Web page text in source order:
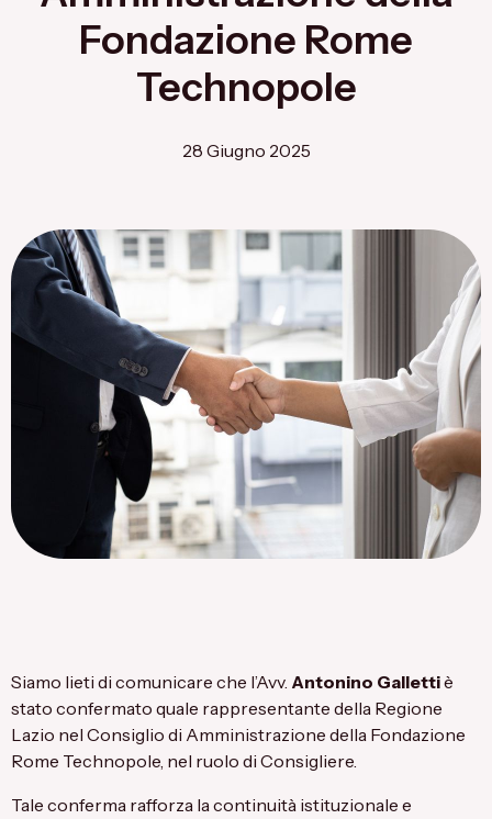
Flagship Project 8
Salute & Bio-Pharma
Fondazione Rome
Technopole
28 Giugno 2025
Siamo lieti di comunicare che l’Avv. Antonino Gallettiè
stato confermato quale rappresentante della Regione
Lazio nel Consiglio di Amministrazione della Fondazione
Rome Technopole, nel ruolo di Consigliere.
Tale conferma rafforza la continuità istituzionale e